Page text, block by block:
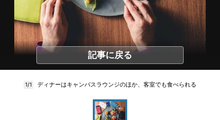
記事に戻る
1/1 ディナーはキャンバスラウンジのほか、客室でも食べられる